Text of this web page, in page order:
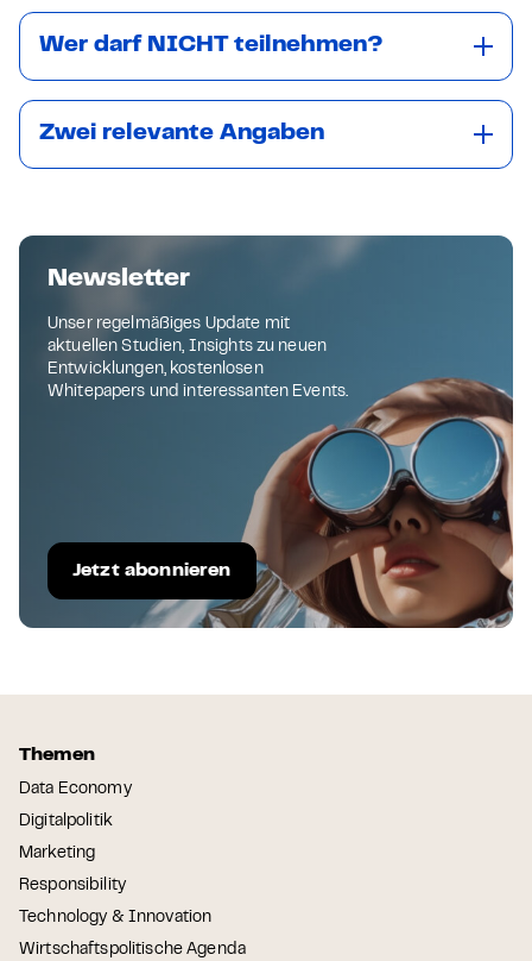
Wer darf NICHT teilnehmen?
Zwei relevante Angaben
Newsletter
Unser regelmäßiges Update mit
aktuellen Studien, Insights zu neuen
Entwicklungen, kostenlosen
Whitepapers und interessanten Events.
Jetzt abonnieren
Themen
Data Economy
Digitalpolitik
Marketing
Responsibility
Technology & Innovation
Wirtschaftspolitische Agenda